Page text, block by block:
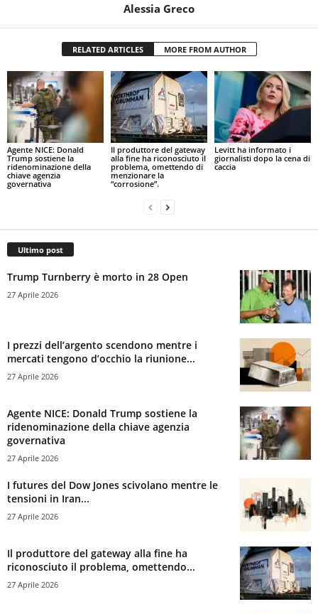
Alessia Greco
RELATED ARTICLES MORE FROM AUTHOR
Agente NICE: Donald
Trump sostiene la
ridenominazione della
chiave agenzia
governativa
Il produttore del gateway
alla fine ha riconosciuto il
problema, omettendo di
menzionare la
“corrosione”.
Levitt ha informato i
giornalisti dopo la cena di
caccia
Ultimo post
Trump Turnberry è morto in 28 Open
27 Aprile 2026
I prezzi dell’argento scendono mentre i
mercati tengono d’occhio la riunione...
27 Aprile 2026
Agente NICE: Donald Trump sostiene la
ridenominazione della chiave agenzia
governativa
27 Aprile 2026
I futures del Dow Jones scivolano mentre le
tensioni in Iran...
27 Aprile 2026
Il produttore del gateway alla fine ha
riconosciuto il problema, omettendo...
27 Aprile 2026